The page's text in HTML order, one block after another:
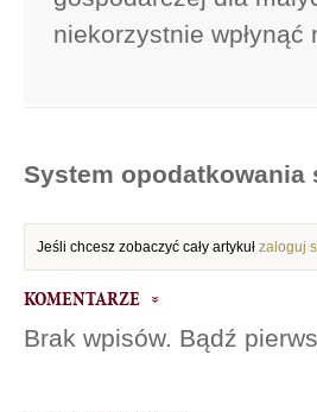
niekorzystnie
System opodatkowania
Jeśli chcesz zobaczyć cały artykuł zaloguj
KOMENTARZE
Brak wpisów. Bądź